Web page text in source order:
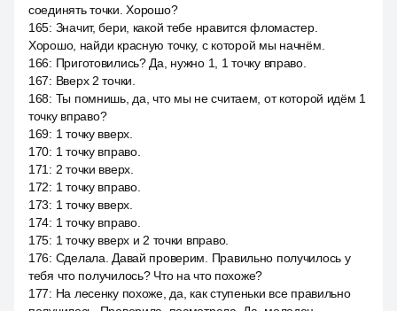
соединять точки. Хорошо?
165: Значит, бери, какой тебе нравится фломастер.
Хорошо, найди красную точку, с которой мы начнём.
166: Приготовились? Да, нужно 1, 1 точку вправо.
167: Вверх 2 точки.
168: Ты помнишь, да, что мы не считаем, от которой идём 1
точку вправо?
169: 1 точку вверх.
170: 1 точку вправо.
171 : 2 точки вверх.
172: 1 точку вправо.
173: 1 точку вверх.
174: 1 точку вправо.
175: 1 точку вверх и 2 точки вправо.
176: Сделала. Давай проверим. Правильно получилось у
тебя что получилось? Что на что похоже?
177: На лесенку похоже, да, как ступеньки все правильно